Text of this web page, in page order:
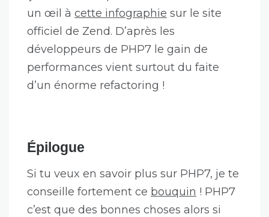
un œil à cette infographie sur le site
officiel de Zend. D’après les
développeurs de PHP7 le gain de
performances vient surtout du faite
d’un énorme refactoring !
Épilogue
Si tu veux en savoir plus sur PHP7, je te
conseille fortement ce bouquin ! PHP7
c’est que des bonnes choses alors si